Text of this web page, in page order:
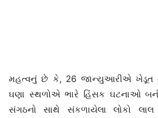
મહત્વનું છે કે, 26 જાન્યુઆરીએ ખેડૂત
ઘણા સ્થળોએ ભારે હિંસક ઘટનાઓ
સંગઠનો સાથે સંકળાયેલા લોકો લાલ